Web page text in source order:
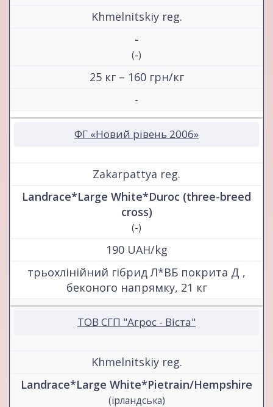
Khmelnitskiy reg.
-
(-)
25 кг – 160 грн/кг
-
ФГ «Новий рівень 2006»
Zakarpattya reg.
Landrace*Large White*Duroc (three-breed
cross)
(-)
190 UAH/kg
трьохлінійний гібрид Л*ВБ покрита Д ,
беконого напрямку, 21 кг
ТОВ СГП "Агрос - Віста"
Khmelnitskiy reg.
Landrace*Large White*Pietrain/Hempshire
(ірландська)